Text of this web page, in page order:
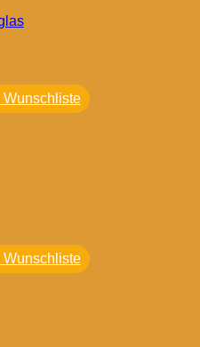
Wunschliste
Wunschliste